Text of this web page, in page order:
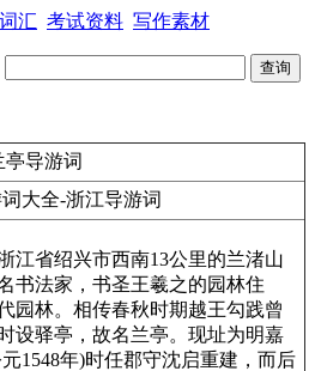
汇 考试资料 写作素材
亭导游词
大全-浙江导游词
江省绍兴市西南13公里的兰渚山
书法家，书圣王羲之的园林住
园林。相传春秋时期越王勾践曾
设驿亭，故名兰亭。现址为明嘉
1548年)时任郡守沈启重建，而后